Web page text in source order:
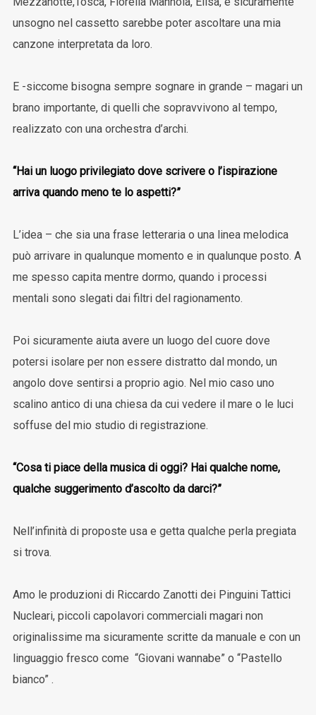
unsogno nel cassetto sarebbe poter ascoltare una mia
canzone interpretata da loro.
E -siccome bisogna sempre sognare in grande – magari un
brano importante, di quelli che sopravvivono al tempo,
realizzato con una orchestra d’archi.
“Hai un luogo privilegiato dove scrivere o l’ispirazione
arriva quando meno te lo aspetti?”
L’idea – che sia una frase letteraria o una linea melodica
può arrivare in qualunque momento e in qualunque posto. A
me spesso capita mentre dormo, quando i processi
mentali sono slegati dai filtri del ragionamento.
Poi sicuramente aiuta avere un luogo del cuore dove
potersi isolare per non essere distratto dal mondo, un
angolo dove sentirsi a proprio agio. Nel mio caso uno
scalino antico di una chiesa da cui vedere il mare o le luci
soffuse del mio studio di registrazione.
“Cosa ti piace della musica di oggi? Hai qualche nome,
qualche suggerimento d’ascolto da darci?”
Nell’infinità di proposte usa e getta qualche perla pregiata
si trova.
Amo le produzioni di Riccardo Zanotti dei Pinguini Tattici
Nucleari, piccoli capolavori commerciali magari non
originalissime ma sicuramente scritte da manuale e con un
linguaggio fresco come “Giovani wannabe” o “Pastello
bianco” .